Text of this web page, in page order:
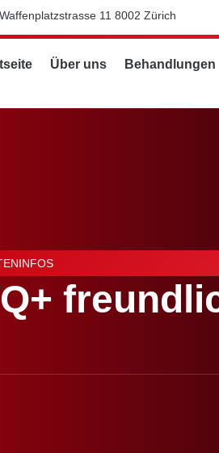
Waffenplatzstrasse 11 8002 Zürich
Über uns Behandlungen